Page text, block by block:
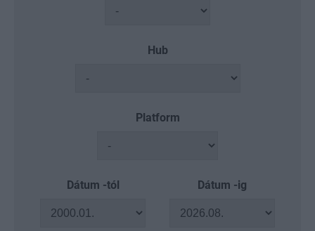
Hub
Platform
Dátum -tól Dátum -ig